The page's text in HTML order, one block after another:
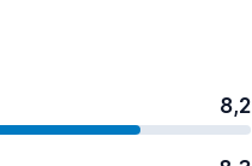
8,2